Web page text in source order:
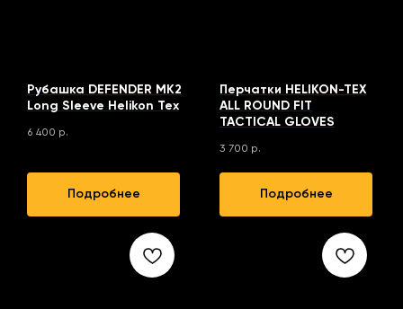
Рубашка DEFENDER MK2
Long Sleeve Helikon Tex
6 400 р.
Подробнее
Перчатки HELIKON-TEX
ALL ROUND FIT
TACTICAL GLOVES
3 700 р.
Подробнее